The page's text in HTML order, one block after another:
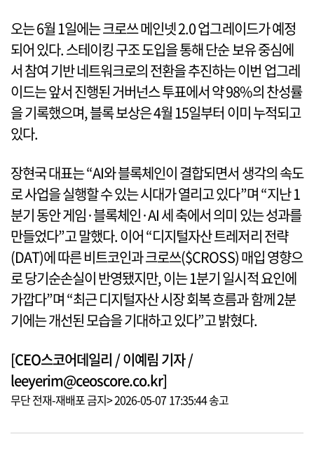
오는 6월 1일에는 크로쓰 메인넷 2.0 업그레이드가 예정
되어 있다. 스테이킹 구조 도입을 통해 단순 보유 중심에
서 참여 기반 네트워크로의 전환을 추진하는 이번 업그레
이드는 앞서 진행된 거버넌스 투표에서 약 98%의 찬성률
을 기록했으며, 블록 보상은 4월 15일부터 이미 누적되고
있다.
장현국 대표는 “AI와 블록체인이 결합되면서 생각의 속도
로 사업을 실행할 수 있는 시대가 열리고 있다”며 “지난 1
분기 동안 게임·블록체인·AI 세 축에서 의미 있는 성과를
만들었다”고 말했다. 이어 “디지털자산 트레저리 전략
(DAT)에 따른 비트코인과 크로쓰($CROSS) 매입 영향으
로 당기순손실이 반영됐지만, 이는 1분기 일시적 요인에
가깝다”며 “최근 디지털자산 시장 회복 흐름과 함께 2분
기에는 개선된 모습을 기대하고 있다”고 밝혔다.
[CEO스코어데일리 / 이예림 기자 /
leeyerim@ceoscore.co.kr]
무단 전재-재배포 금지> 2026-05-07 17:35:44 송고